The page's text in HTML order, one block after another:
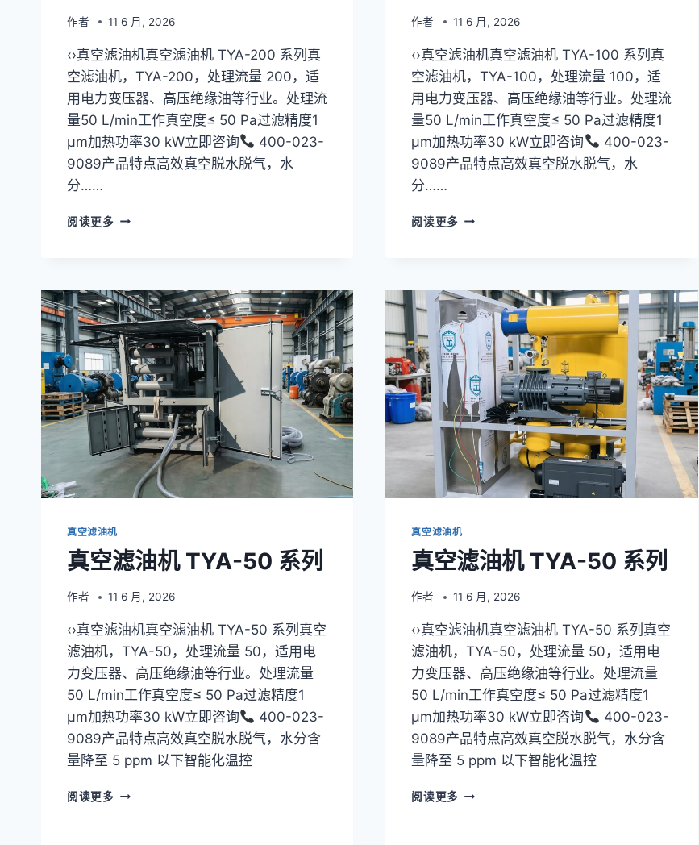
+
3
个
月
回
访
数
据
净
化
现
场
流
程、
空
度
指
南
作者 11 6 月, 2026
‹›真空滤油机真空滤油机 TYA-200 系列真
空滤油机，TYA-200，处理流量 200，适
用电力变压器、高压绝缘油等行业。处理流
量50 L/min工作真空度≤ 50 Pa过滤精度1
μm加热功率30 kW立即咨询
400-023-
9089产品特点高效真空脱水脱气，水
分……
阅读更多 真
TYA-
200
系
列
作者 11 6 月, 2026
‹›真空滤油机真空滤油机 TYA-100 系列真
空滤油机，TYA-100，处理流量 100，适
用电力变压器、高压绝缘油等行业。处理流
量50 L/min工作真空度≤ 50 Pa过滤精度1
μm加热功率30 kW立即咨询
400-023-
9089产品特点高效真空脱水脱气，水
分……
阅读更多 真
TYA-
100
系
列
真空滤油机
真空滤油机 TYA-50 系列
作者 11 6 月, 2026
‹›真空滤油机真空滤油机 TYA-50 系列真空
滤油机，TYA-50，处理流量 50，适用电
力变压器、高压绝缘油等行业。处理流量
50 L/min工作真空度≤ 50 Pa过滤精度1
μm加热功率30 kW立即咨询
400-023-
9089产品特点高效真空脱水脱气，水分含
量降至 5 ppm 以下智能化温控
阅读更多 真
真空滤油机
真空滤油机 TYA-50 系列
作者 11 6 月, 2026
‹›真空滤油机真空滤油机 TYA-50 系列真空
滤油机，TYA-50，处理流量 50，适用电
力变压器、高压绝缘油等行业。处理流量
50 L/min工作真空度≤ 50 Pa过滤精度1
μm加热功率30 kW立即咨询
400-023-
9089产品特点高效真空脱水脱气，水分含
量降至 5 ppm 以下智能化温控
阅读更多 真